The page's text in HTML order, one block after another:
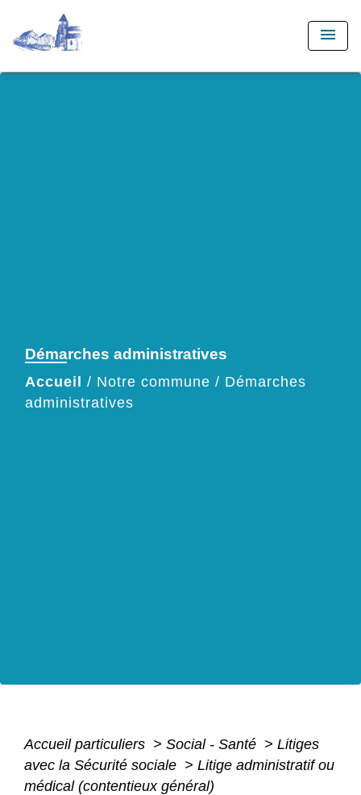
menu
Démarches administratives
Accueil / Notre commune / Démarches
administratives
Accueil particuliers > Social - Santé > Litiges
avec la Sécurité sociale > Litige administratif ou
médical (contentieux général)